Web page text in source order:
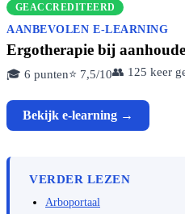
GEACCREDITEERD
AANBEVOLEN E-LEARNING
Ergotherapie bij
🎓 6 punten⭐ 7,5/10👥 125 keer
Bekijk e-learning →
VERDER LEZEN
Arboportaal